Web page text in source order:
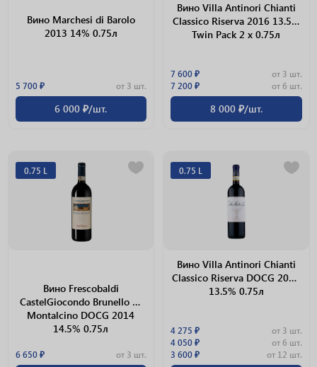
Вино Marchesi di Barolo
2013 14% 0.75л
5 700 ₽ от 3 шт.
6 000 ₽/шт.
Вино Villa Antinori Chianti
Classico Riserva 2016 13.5%
Twin Pack 2 х 0.75л
7 600 ₽
от 3 шт.
7 200 ₽
от 6 шт.
8 000 ₽/шт.
0.75 L
Вино Frescobaldi
CastelGiocondo Brunello Di
Montalcino DOCG 2014
14.5% 0.75л
6 650 ₽ от 3 шт.
0.75 L
Вино Villa Antinori Chianti
Classico Riserva DOCG 2016
13.5% 0.75л
4 275 ₽
от 3 шт.
4 050 ₽
от 6 шт.
3 600 ₽
от 12 шт.